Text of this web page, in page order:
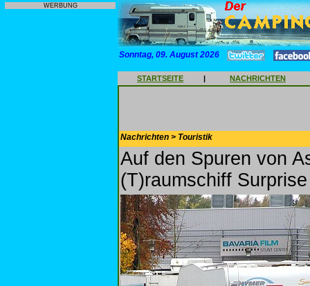
WERBUNG
Sonntag, 09. August 2026
STARTSEITE | NACHRICHTEN
Nachrichten > Touristik
Auf den Spuren von
(T)raumschiff Surprise